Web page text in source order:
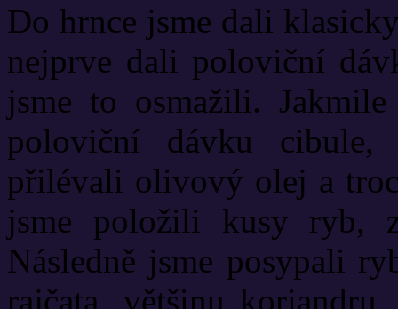
Do hrnce jsme dali
nejprve dali poloviční
jsme to osmažili.
poloviční dávku
přilévali olivový olej a
jsme položili kusy ryb,
Následně jsme posypali
rajčata, většinu